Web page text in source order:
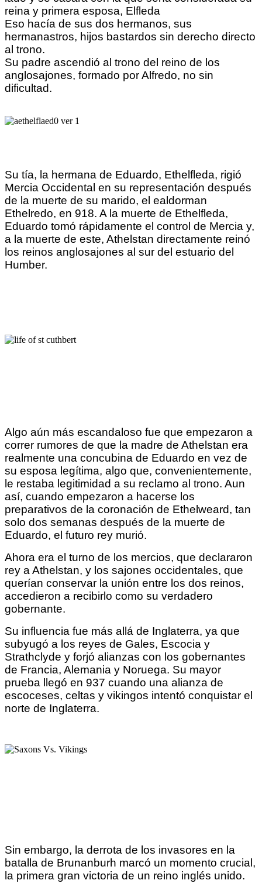
reina y primera esposa, Elfleda
Eso hacía de sus dos hermanos, sus
hermanastros, hijos bastardos sin derecho directo
al trono.
Su padre ascendió al trono del reino de los
anglosajones, formado por Alfredo, no sin
dificultad.
Su tía, la hermana de Eduardo, Ethelfleda, rigió
Mercia Occidental en su representación después
de la muerte de su marido, el ealdorman
Ethelredo, en 918. A la muerte de Ethelfleda,
Eduardo tomó rápidamente el control de Mercia y,
a la muerte de este, Athelstan directamente reinó
los reinos anglosajones al sur del estuario del
Humber.
Algo aún más escandaloso fue que empezaron a
correr rumores de que la madre de Athelstan era
realmente una concubina de Eduardo en vez de
su esposa legítima, algo que, convenientemente,
le restaba legitimidad a su reclamo al trono. Aun
así, cuando empezaron a hacerse los
preparativos de la coronación de Ethelweard, tan
solo dos semanas después de la muerte de
Eduardo, el futuro rey murió.
Ahora era el turno de los mercios, que declararon
rey a Athelstan, y los sajones occidentales, que
querían conservar la unión entre los dos reinos,
accedieron a recibirlo como su verdadero
gobernante.
Su influencia fue más allá de Inglaterra, ya que
subyugó a los reyes de Gales, Escocia y
Strathclyde y forjó alianzas con los gobernantes
de Francia, Alemania y Noruega. Su mayor
prueba llegó en 937 cuando una alianza de
escoceses, celtas y vikingos intentó conquistar el
norte de Inglaterra.
Sin embargo, la derrota de los invasores en la
batalla de Brunanburh marcó un momento crucial,
la primera gran victoria de un reino inglés unido.